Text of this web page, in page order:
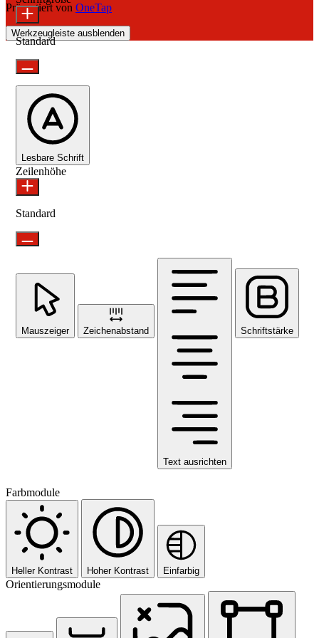
Präsentiert von OneTap
Werkzeugleiste ausblenden
Standard
Lesbare Schrift
Zeilenhöhe
Standard
Mauszeiger Zeichenabstand
Text ausrichten
Schriftstärke
Farbmodule
Heller Kontrast Hoher Kontrast Einfarbig
Orientierungsmodule